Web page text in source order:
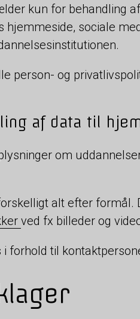
kun for behandling
hjemmeside, sociale
person- og
af data til
om
alt efter
ved fx billeder og
forhold til